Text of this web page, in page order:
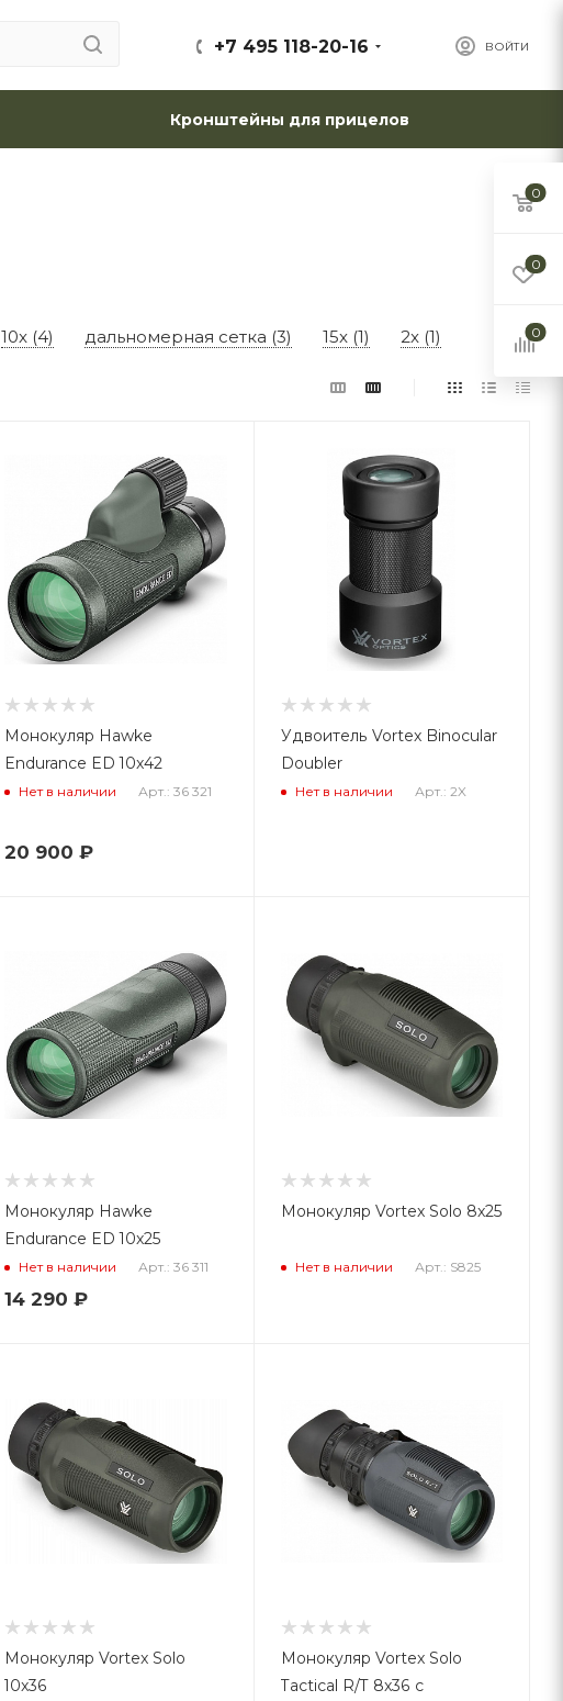
ВОЙТИ
+7 495 118-20-16
Кронштейны для прицелов
10x (4) дальномерная сетка (3) 15x (1) 2x (1)
Монокуляр Hawke
Endurance ED 10x42
Нет в наличии Арт.: 36 321
20 900 ₽
Удвоитель Vortex Binocular
Doubler
Нет в наличии Арт.: 2X
Монокуляр Hawke
Endurance ED 10x25
Нет в наличии Арт.: 36 311
14 290 ₽
Монокуляр Vortex Solo 8x25
Нет в наличии Арт.: S825
Монокуляр Vortex Solo
10x36
Монокуляр Vortex Solo
Tactical R/T 8x36 с
0
0
0